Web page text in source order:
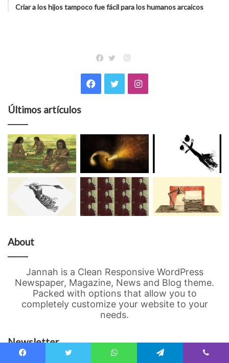
Criar a los hijos tampoco fue fácil para los humanos arcaicos
Instagram
Facebook
TwitterInstagram
Últimos artículos
About
Jannah is a Clean Responsive WordPress
Newspaper, Magazine, News and Blog theme.
Packed with options that allow you to
completely customize your website to your
needs.
Newsletter